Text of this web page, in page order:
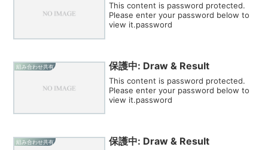
This content is password protected.
Please enter your password below to
view it.password
組み合わせ共有 保護中: Draw & Result
This content is password protected.
Please enter your password below to
view it.password
組み合わせ共有 保護中: Draw & Result